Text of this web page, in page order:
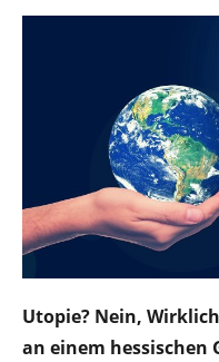
Utopie? Nein,
an einem hessischen